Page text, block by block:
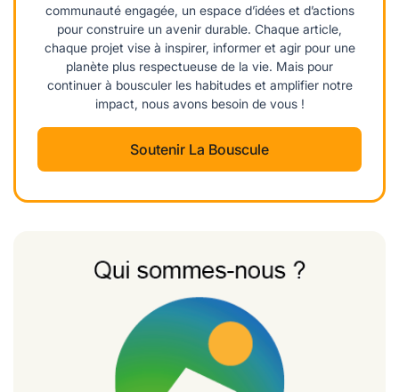
communauté engagée, un espace d’idées et d’actions
pour construire un avenir durable. Chaque article,
chaque projet vise à inspirer, informer et agir pour une
planète plus respectueuse de la vie. Mais pour
continuer à bousculer les habitudes et amplifier notre
impact, nous avons besoin de vous !
Soutenir La Bouscule